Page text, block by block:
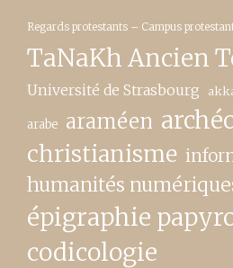
Regards protestants – Campus
TaNaKh Ancien
Université de Strasbourg
arabe araméen
christianisme
humanités
épigraphie
codicologie